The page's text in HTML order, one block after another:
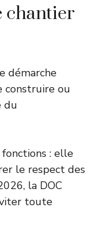
chantier
démarche
construire ou
du
: elle
le respect des
la DOC
toute